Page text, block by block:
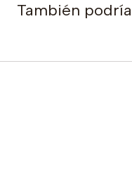
También